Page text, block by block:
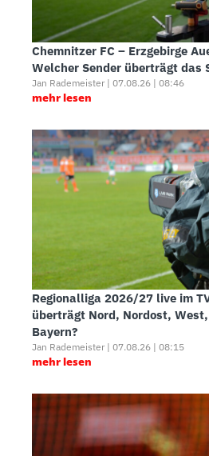
Chemnitzer FC – Erzgebirge
Welcher Sender überträgt das
Jan Rademeister | 07.08.26 | 08:46
mehr lesen
Regionalliga 2026/27 live im
überträgt Nord, Nordost,
Bayern?
Jan Rademeister | 07.08.26 | 08:15
mehr lesen